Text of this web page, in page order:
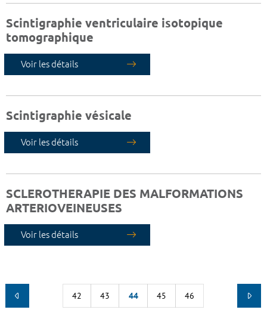
Scintigraphie ventriculaire isotopique
tomographique
Voir les détails
Scintigraphie vésicale
Voir les détails
SCLEROTHERAPIE DES MALFORMATIONS
ARTERIOVEINEUSES
Voir les détails
42 43 44 45 46